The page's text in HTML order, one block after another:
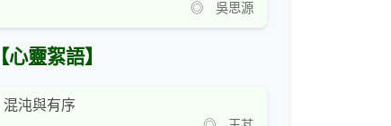
◎ 吳思源
【心靈絮語】
混沌與有序